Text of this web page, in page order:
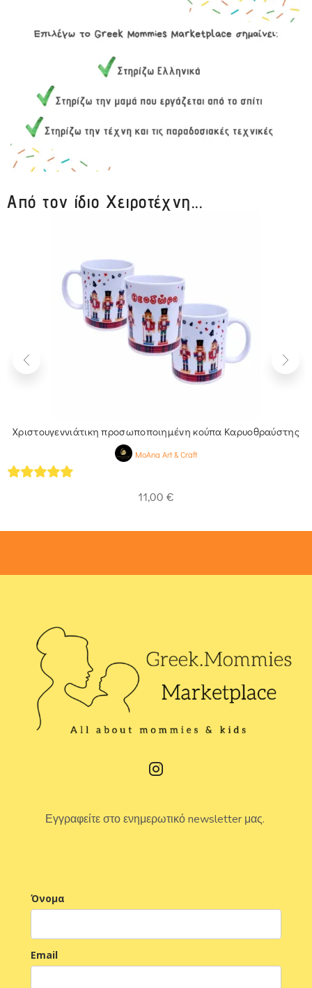
Από τον ίδιο Χειροτέχνη...
Χριστουγεννιάτικη προσωποποιημένη κούπα Καρυοθραύστης
MoAna Art & Craft
11,00 €
Εγγραφείτε στο ενημερωτικό newsletter μας.
Όνομα
Email